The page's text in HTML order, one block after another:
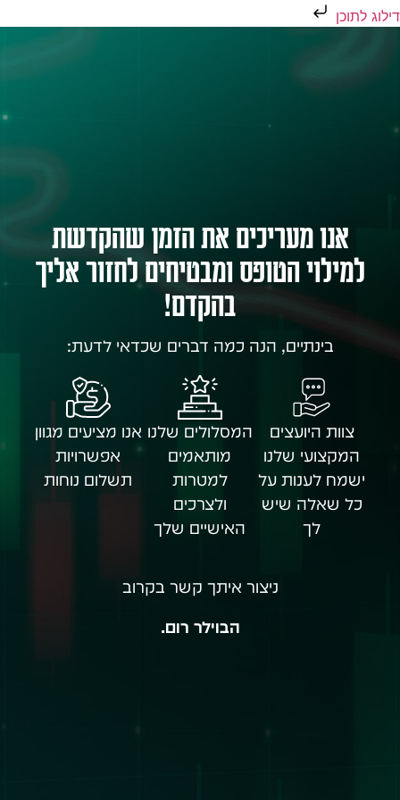
דילוג לתוכן
אנו מעריכים את הזמן שהקדשת
למילוי הטופס ומבטיחים לחזור אליך
בהקדם!
בינתיים, הנה כמה דברים שכדאי לדעת:
צוות היועצים
המקצועי שלנו
ישמח לענות על
כל שאלה שיש
לך
המסלולים שלנו
מותאמים
למטרות
ולצרכים
האישיים שלך
אנו מציעים מגוון
אפשרויות
תשלום נוחות
ניצור איתך קשר בקרוב
הבוילר רום.